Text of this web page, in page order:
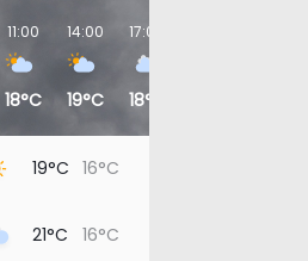
11:00
18°C
14:00
19°C
17:00
18°C
19°C 16°C
21°C 16°C